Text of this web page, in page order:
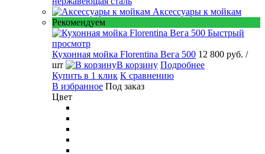
Аксессуары к мойкам
Рекомендуем
Быстрый
просмотр
Кухонная мойка Florentina Вега 500 12 800 руб. /
шт
В корзину Подробнее
Купить в 1 клик К сравнению
В избранное Под заказ
Цвет